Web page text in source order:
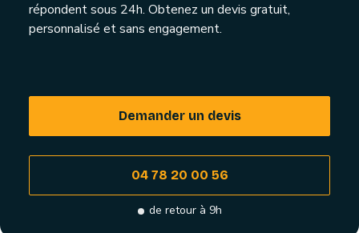
répondent sous 24h. Obtenez un devis gratuit,
personnalisé et sans engagement.
Demander un devis
04 78 20 00 56
de retour à 9h